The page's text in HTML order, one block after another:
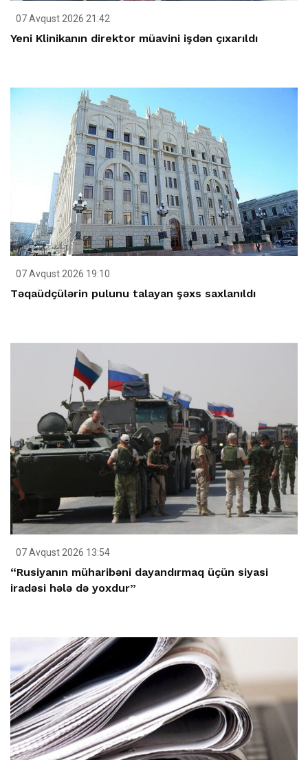
07 Avqust 2026 21:42
Yeni Klinikanın direktor müavini işdən çıxarıldı
07 Avqust 2026 19:10
Təqaüdçülərin pulunu talayan şəxs saxlanıldı
07 Avqust 2026 13:54
“Rusiyanın müharibəni dayandırmaq üçün siyasi
iradəsi hələ də yoxdur”